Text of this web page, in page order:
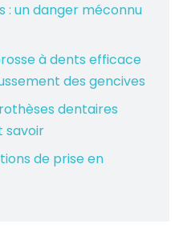
: un danger méconnu
à dents efficace
des gencives
dentaires
savoir
de prise en